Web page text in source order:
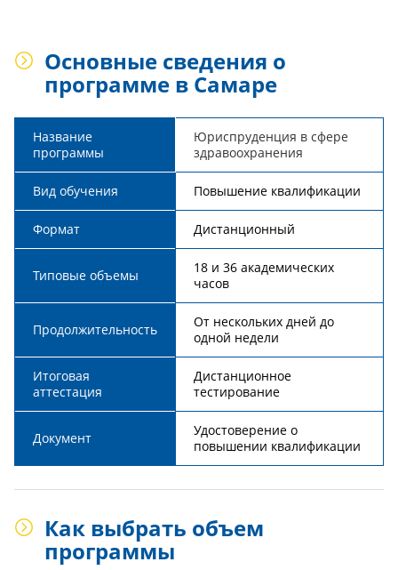
Основные сведения о
программе в Самаре
Название
программы
Юриспруденция в сфере
здравоохранения
Вид обучения Повышение квалификации
Формат Дистанционный
Типовые объемы
18 и 36 академических
часов
Продолжительность
От нескольких дней до
одной недели
Итоговая
аттестация
Дистанционное
тестирование
Документ
Удостоверение о
повышении квалификации
Как выбрать объем
программы